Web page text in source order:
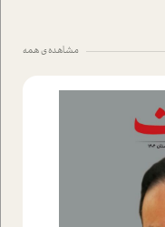
مشاهده ی همه